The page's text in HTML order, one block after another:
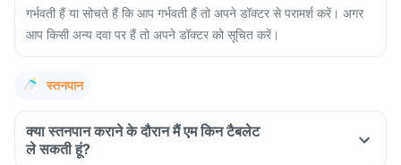
गर्भवती हैं या सोचते हैं कि आप गर्भवती हैं तो अपने डॉक्टर से परामर्श करें। अगर
आप किसी अन्य दवा पर हैं तो अपने डॉक्टर को सूचित करें।
स्तनपान
क्या स्तनपान कराने के दौरान मैं एम किन टैबलेट
ले सकती हूं?